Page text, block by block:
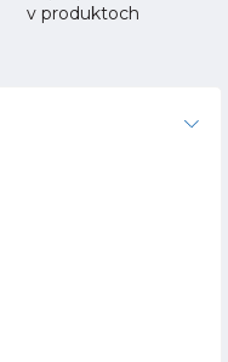
v produktoch